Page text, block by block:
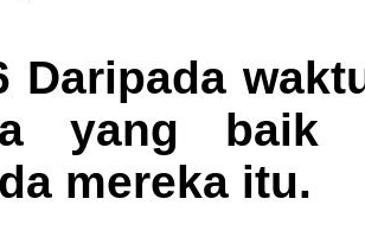
Daripada
yang baik
mereka itu.